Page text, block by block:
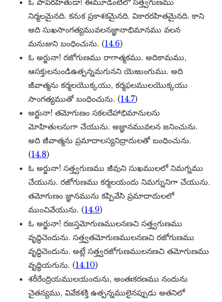
ఓ పాపరహితుడా! ఈమూడింటిలో సత్త్వగుణము
నిర్మలమైనది. కనుక ప్రకాశకమైనది. వికారరహితమైనది. కాని
అది సుఖసాంగత్యమువలనజ్ఞానాభిమానము వలన
మనుజుని బంధించును. (14.6)
ఓ అర్జునా! రజోగుణము రాగాత్మకము. అదికామము,
ఆసక్తులనుండిఉత్పన్నమగునని యెఱుంగుము. అది
జీవాత్మను కర్మలయెుక్కయు, కర్మఫలములయెుక్కయు
సాంగత్యముతో బంధించును. (14.7)
అర్జునా! తమోగుణం సకలదేహాభిమానులను
మోహితులనుగా చేయును. అజ్ఞానమువలన జనించును.
అది జీవాత్మను ప్రమాదాలస్యనిద్రాదులతో బంధించును.
(14.8)
ఓ అర్జునా! సత్త్వగుణము జీవుని సుఖములలో నిమగ్నము
చేయును. రజోగుణము కర్మలయందు నిమగ్నునిగా చేయును.
తమోగుణం జ్ఞానమును కప్పివేసి ప్రమాదాదులలో
ముంచివేయును. (14.9)
ఓ అర్జునా! రజస్తమోగుణములనణచి సత్త్వగుణము
వృద్ధిచెందును. సత్త్వతమోగుణములనణచి రజోగుణము
వృద్ధిచెందును. అట్లే సత్త్వరజోగుణములనణచి తమోగుణము
వృద్ధియగును. (14.10)
శరీరేంద్రియములయందును, అంతఃకరణము నందును
చైతన్యము, వివేకశక్తి ఉత్పన్నములైనప్పుడు అతనిలో